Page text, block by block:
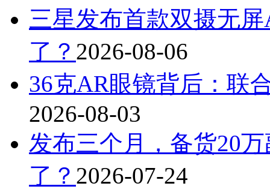
三星发布首款双摄无
了？ 2026-08-06
36克AR眼镜背后：联
2026-08-03
发布三个月，备货20
了？ 2026-07-24